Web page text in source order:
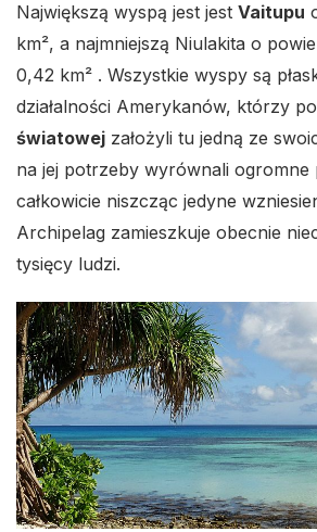
Największą wyspą jest jest Vaitupu
km², a najmniejszą Niulakita o
0,42 km² . Wszystkie wyspy są
działalności Amerykanów, którzy
światowej założyli tu jedną ze
na jej potrzeby wyrównali ogromne
całkowicie niszcząc jedyne
Archipelag zamieszkuje obecnie
tysięcy ludzi.